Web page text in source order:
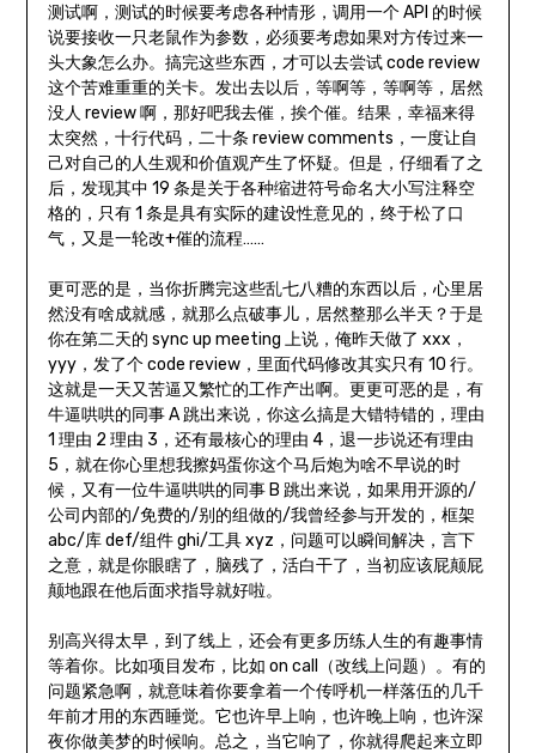
测试啊，测试的时候要考虑各种情形，调用一个 API 的时候
说要接收一只老鼠作为参数，必须要考虑如果对方传过来一
头大象怎么办。搞完这些东西，才可以去尝试 code review
这个苦难重重的关卡。发出去以后，等啊等，等啊等，居然
没人 review 啊，那好吧我去催，挨个催。结果，幸福来得
太突然，十行代码，二十条 review comments，一度让自
己对自己的人生观和价值观产生了怀疑。但是，仔细看了之
后，发现其中 19 条是关于各种缩进符号命名大小写注释空
格的，只有 1 条是具有实际的建设性意见的，终于松了口
气，又是一轮改+催的流程……
更可恶的是，当你折腾完这些乱七八糟的东西以后，心里居
然没有啥成就感，就那么点破事儿，居然整那么半天？于是
你在第二天的 sync up meeting 上说，俺昨天做了 xxx，
yyy，发了个 code review，里面代码修改其实只有 10 行。
这就是一天又苦逼又繁忙的工作产出啊。更更可恶的是，有
牛逼哄哄的同事 A 跳出来说，你这么搞是大错特错的，理由
1 理由 2 理由 3，还有最核心的理由 4，退一步说还有理由
5，就在你心里想我擦妈蛋你这个马后炮为啥不早说的时
候，又有一位牛逼哄哄的同事 B 跳出来说，如果用开源的/
公司内部的/免费的/别的组做的/我曾经参与开发的，框架
abc/库 def/组件 ghi/工具 xyz，问题可以瞬间解决，言下
之意，就是你眼瞎了，脑残了，活白干了，当初应该屁颠屁
颠地跟在他后面求指导就好啦。
别高兴得太早，到了线上，还会有更多历练人生的有趣事情
等着你。比如项目发布，比如 on call（改线上问题）。有的
问题紧急啊，就意味着你要拿着一个传呼机一样落伍的几千
年前才用的东西睡觉。它也许早上响，也许晚上响，也许深
夜你做美梦的时候响。总之，当它响了，你就得爬起来立即